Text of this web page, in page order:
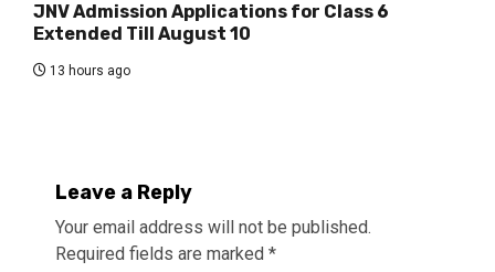
JNV Admission Applications for Class 6
Extended Till August 10
13 hours ago
Leave a Reply
Your email address will not be published.
Required fields are marked *